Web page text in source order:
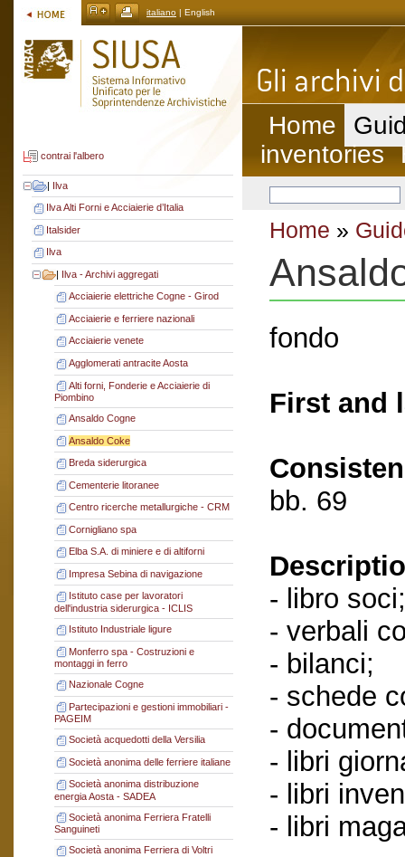
italiano | English
contrai l'albero
| Ilva
Ilva Alti Forni e Acciaierie d’Italia
Italsider
Ilva
| Ilva - Archivi aggregati
Acciaierie elettriche Cogne - Girod
Acciaierie e ferriere nazionali
Acciaierie venete
Agglomerati antracite Aosta
Alti forni, Fonderie e Acciaierie di
Piombino
Ansaldo Cogne
Ansaldo Coke
Breda siderurgica
Cementerie litoranee
Centro ricerche metallurgiche - CRM
Cornigliano spa
Elba S.A. di miniere e di altiforni
Impresa Sebina di navigazione
Istituto case per lavoratori
dell'industria siderurgica - ICLIS
Istituto Industriale ligure
Monferro spa - Costruzioni e
montaggi in ferro
Nazionale Cogne
Partecipazioni e gestioni immobiliari -
PAGEIM
Società acquedotti della Versilia
Società anonima delle ferriere italiane
Società anonima distribuzione
energia Aosta - SADEA
Società anonima Ferriera Fratelli
Sanguineti
Società anonima Ferriera di Voltri
Home
inventories
Home »
fondo
First and
bb. 69
- libro soci;
- verbali
- bilanci;
- schede
-
- libri
- libri
- libri